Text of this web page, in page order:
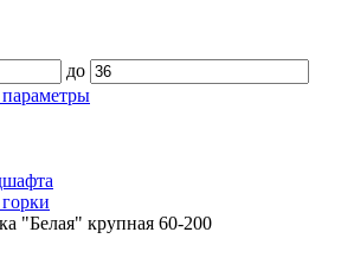
до
"Белая" крупная 60-200